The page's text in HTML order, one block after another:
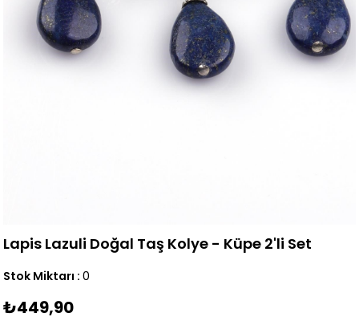
Lapis Lazuli Doğal Taş Kolye - Küpe 2'li Set
Stok Miktarı : 0
₺449,90